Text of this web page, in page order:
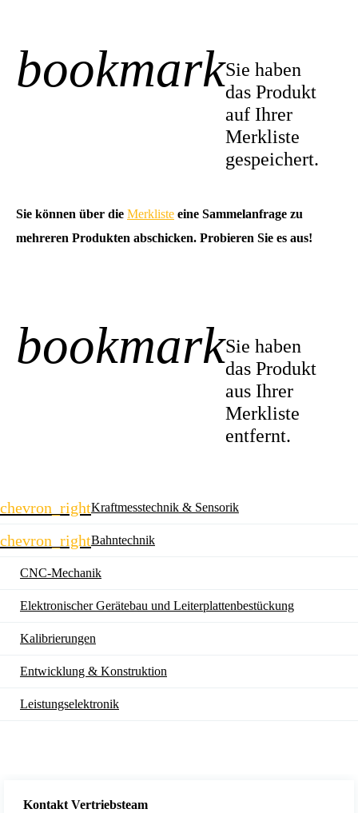
bookmarkSie haben
das Produkt
auf Ihrer
Merkliste
gespeichert.
Sie können über die Merkliste eine Sammelanfrage zu
mehreren Produkten abschicken. Probieren Sie es aus!
bookmarkSie haben
das Produkt
aus Ihrer
Merkliste
entfernt.
chevron_rightKraftmesstechnik & Sensorik
chevron_rightBahntechnik
CNC-Mechanik
Elektronischer Gerätebau und Leiterplatten­bestückung
Kalibrierungen
Entwicklung & Konstruktion
Leistungselektronik
Kontakt Vertriebsteam